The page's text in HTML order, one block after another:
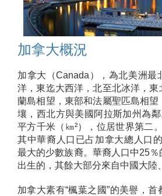
加拿大概況
加拿大（Canada），為北美洲最
洋，東迄大西洋，北至北冰洋，東
蘭島相望，東部和法屬聖匹島相
壤，西北方與美國阿拉斯加州為
平方千米（㎞²），位居世界第二
其中華裔人口已占加拿大總人口
最大的少數族裔。華裔人口中25％
出生的，其餘大部分來自中國大陸
加拿大素有“楓葉之國”的美譽，